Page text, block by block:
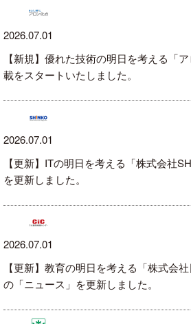
2026.07.01
【新規】優れた技術の明日を考える「
載をスタートいたしました。
2026.07.01
【更新】ITの明日を考える「株式会社
を更新しました。
2026.07.01
【更新】教育の明日を考える「株式会
の「ニュース」を更新しました。